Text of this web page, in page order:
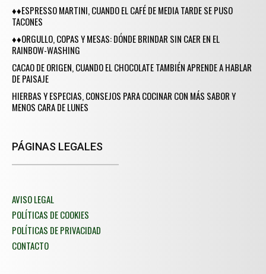
♦♦ESPRESSO MARTINI, CUANDO EL CAFÉ DE MEDIA TARDE SE PUSO
TACONES
♦♦ORGULLO, COPAS Y MESAS: DÓNDE BRINDAR SIN CAER EN EL
RAINBOW-WASHING
CACAO DE ORIGEN, CUANDO EL CHOCOLATE TAMBIÉN APRENDE A HABLAR
DE PAISAJE
HIERBAS Y ESPECIAS, CONSEJOS PARA COCINAR CON MÁS SABOR Y
MENOS CARA DE LUNES
PÁGINAS LEGALES
AVISO LEGAL
POLÍTICAS DE COOKIES
POLÍTICAS DE PRIVACIDAD
CONTACTO